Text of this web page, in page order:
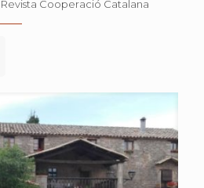
Cooperació Catalana